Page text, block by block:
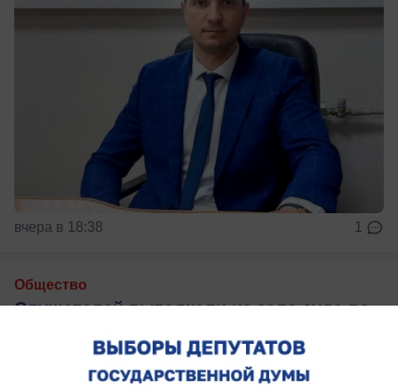
вчера в 18:38 1
Общество
Слушателей вытолкали из зала суда во
Свиридовых
Граждане заподозрили, что судья хочет закрыть